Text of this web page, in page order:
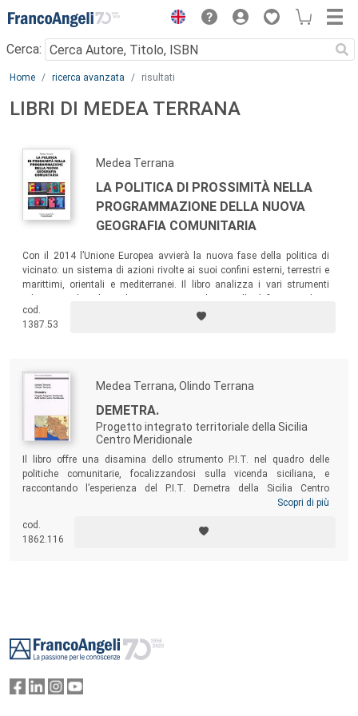
Menu
Cerca:
Main content
Home ricerca avanzata risultati
LIBRI DI MEDEA TERRANA
Medea Terrana
LA POLITICA DI PROSSIMITÀ NELLA
PROGRAMMAZIONE DELLA NUOVA
GEOGRAFIA COMUNITARIA
Con il 2014 l’Unione Europea avvierà la nuova fase della politica di
vicinato: un sistema di azioni rivolte ai suoi confini esterni, terrestri e
marittimi, orientali e mediterranei. Il libro analizza i vari strumenti
nuovo modello di sviluppo che prende spunto dalla metodologia
LEADER.
cod.
1387.53
Medea Terrana, Olindo Terrana
DEMETRA.
Progetto integrato territoriale della Sicilia
Centro Meridionale
Il libro offre una disamina dello strumento P.I.T. nel quadro delle
politiche comunitarie, focalizzandosi sulla vicenda siciliana, e
raccontando l’esperienza del P.I.T. Demetra della Sicilia Centro
Meridionale, che ha permesso di realizzare l’idea del circuito dei
dei prodotti agroalimentari di qualità, in un territorio della provincia di
Agrigento fortemente connotato da limiti allo sviluppo ma anche da
Scopri di più
cod.
1862.116